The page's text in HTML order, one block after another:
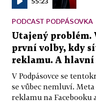
PODCAST PODPÁSOVKA
Utajený problém.
první volby, kdy
reklamu. A hlavní
V Podpásovce se
se vůbec nemluví.
reklamu na Facebooku